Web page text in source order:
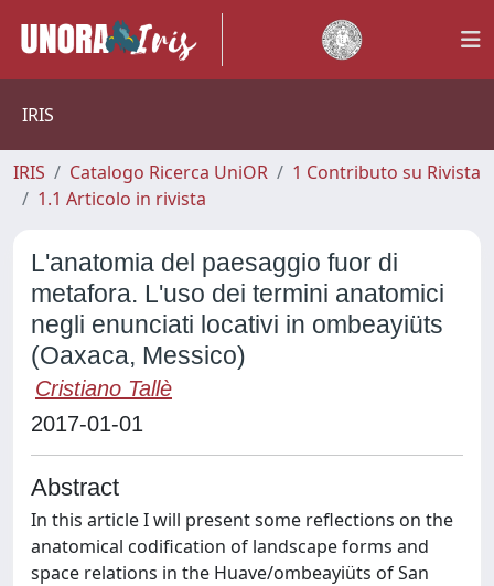
IRIS
IRIS Catalogo Ricerca UniOR
1 Contributo su Rivista
1.1 Articolo in rivista
L'anatomia del paesaggio fuor di
metafora. L'uso dei termini anatomici
negli enunciati locativi in ombeayiüts
(Oaxaca, Messico)
Cristiano Tallè
2017-01-01
Abstract
In this article I will present some reflections on the
anatomical codification of landscape forms and
space relations in the Huave/ombeayiüts of San